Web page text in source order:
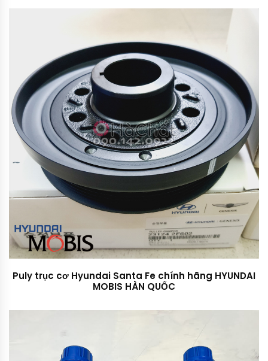
Puly trục cơ Hyundai Santa Fe chính hãng HYUNDAI
MOBIS HÀN QUỐC